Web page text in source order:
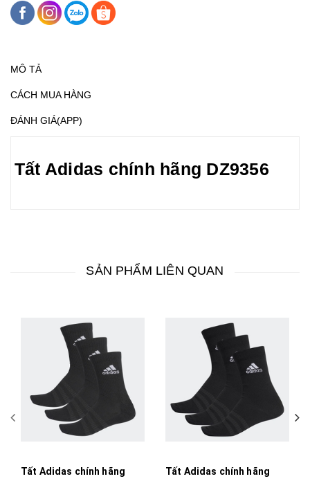
MÔ TẢ
CÁCH MUA HÀNG
ĐÁNH GIÁ(APP)
Tất Adidas chính hãng DZ9356
SẢN PHẨM LIÊN QUAN
Tất Adidas chính hãng
Tất Adidas chính hãng